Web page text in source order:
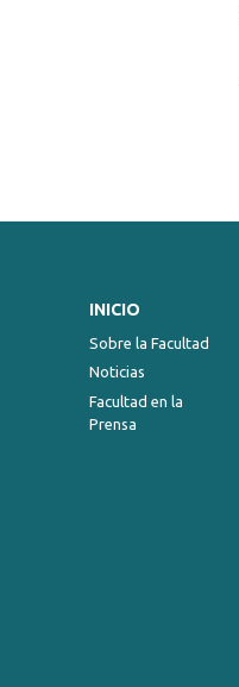
INICIO
Sobre la Facultad
Noticias
Facultad en la
Prensa